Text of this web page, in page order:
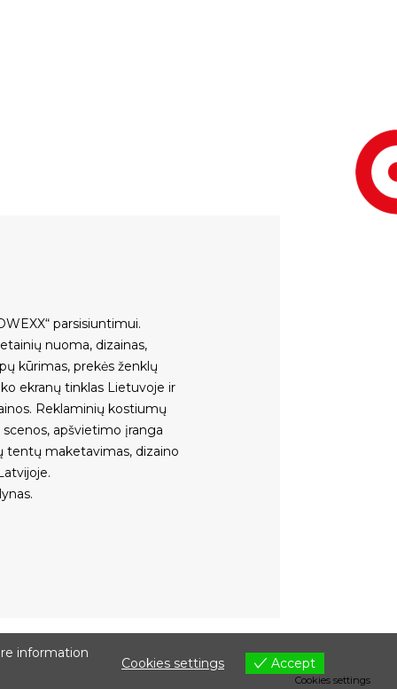
parsisiuntimui.
nuoma, dizainas,
kūrimas, prekės ženklų
ekranų tinklas Lietuvoje ir
. Reklaminių kostiumų
scenos, apšvietimo įranga
tentų maketavimas, dizaino
.
information
Cookies settings Accept
Cookies settings